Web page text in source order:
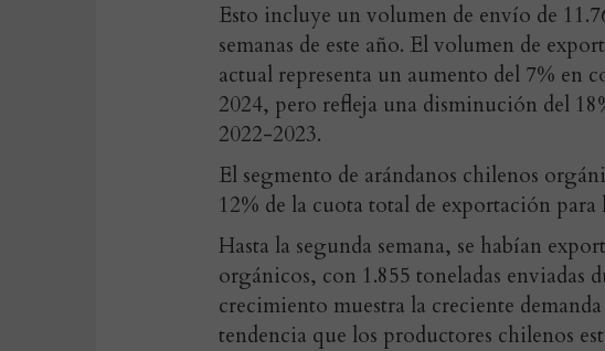
Esto incluye un volumen de envío de
semanas de este año. El volumen de
actual representa un aumento del 7% en
2024, pero refleja una disminución del
2022-2023.
El segmento de arándanos chilenos
12% de la cuota total de exportación para
Hasta la segunda semana, se habían
orgánicos, con 1.855 toneladas enviadas
crecimiento muestra la creciente
tendencia que los productores chilenos